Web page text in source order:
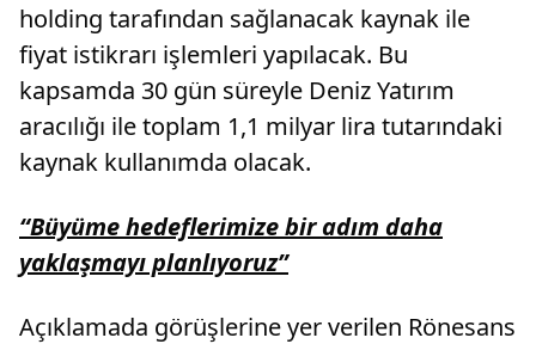
holding tarafından sağlanacak kaynak ile
fiyat istikrarı işlemleri yapılacak. Bu
kapsamda 30 gün süreyle Deniz Yatırım
aracılığı ile toplam 1,1 milyar lira tutarındaki
kaynak kullanımda olacak.
“Büyüme hedeflerimize bir adım daha
yaklaşmayı planlıyoruz”
Açıklamada görüşlerine yer verilen Rönesans